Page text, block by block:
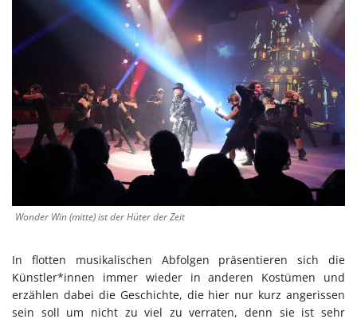
Wonder Win (mitte) ist der Hüter der Zeit
In flotten musikalischen Abfolgen präsentieren sich die
Künstler*innen immer wieder in anderen Kostümen und
erzählen dabei die Geschichte, die hier nur kurz angerissen
sein soll um nicht zu viel zu verraten, denn sie ist sehr